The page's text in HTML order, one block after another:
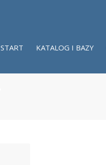
START KATALOG I BAZY